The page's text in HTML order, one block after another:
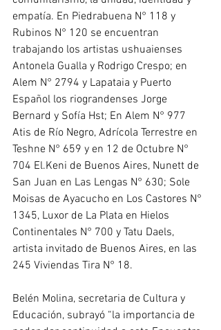
empatía. En Piedrabuena N° 118 y
Rubinos N° 120 se encuentran
trabajando los artistas ushuaienses
Antonela Gualla y Rodrigo Crespo; en
Alem N° 2794 y Lapataia y Puerto
Español los riograndenses Jorge
Bernard y Sofía Hst; En Alem N° 977
Atis de Río Negro, Adrícola Terrestre en
Teshne N° 659 y en 12 de Octubre N°
704 El.Keni de Buenos Aires, Nunett de
San Juan en Las Lengas N° 630; Sole
Moisas de Ayacucho en Los Castores N°
1345, Luxor de La Plata en Hielos
Continentales N° 700 y Tatu Daels,
artista invitado de Buenos Aires, en las
245 Viviendas Tira N° 18.
Belén Molina, secretaria de Cultura y
Educación, subrayó “la importancia de